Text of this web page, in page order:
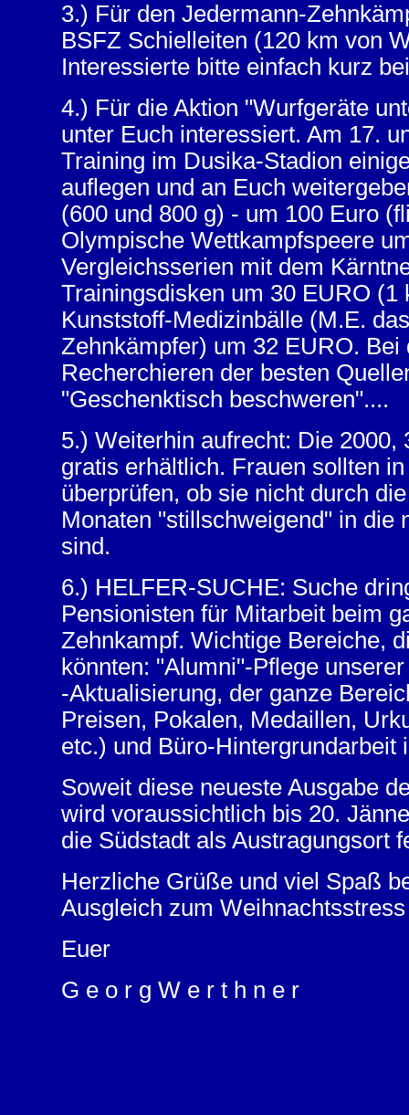
3.) Für den Jedermann-
BSFZ Schielleiten (120 km von
Interessierte bitte einfach kurz
4.) Für die Aktion "Wurfgeräte
unter Euch interessiert. Am 17.
Training im Dusika-Stadion
auflegen und an Euch
(600 und 800 g) - um 100 Euro
Olympische Wettkampfspeere
Vergleichsserien mit dem
Trainingsdisken um 30 EURO
Kunststoff-Medizinbälle (M.E.
Zehnkämpfer) um 32 EURO.
Recherchieren der besten
"Geschenktisch beschweren"....
5.) Weiterhin aufrecht: Die 2000,
gratis erhältlich. Frauen sollten
überprüfen, ob sie nicht durch
Monaten "stillschweigend" in die
sind.
6.) HELFER-SUCHE: Suche
Pensionisten für Mitarbeit beim
Zehnkampf. Wichtige Bereiche,
könnten: "Alumni"-Pflege
-Aktualisierung, der ganze
Preisen, Pokalen, Medaillen,
etc.) und Büro-Hintergrundarbeit
Soweit diese neueste Ausgabe
wird voraussichtlich bis 20.
die Südstadt als Austragungsort
Herzliche Grüße und viel Spaß
Ausgleich zum Weihnachtsstress
Euer
G e o r g W e r t h n e r